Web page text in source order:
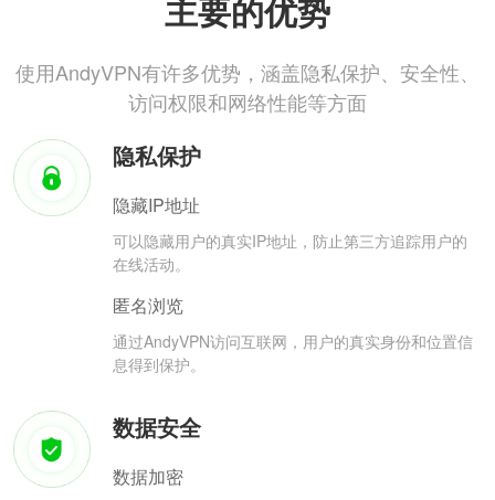
主要的优势
使用AndyVPN有许多优势，涵盖隐私保护、安全性、
访问权限和网络性能等方面
隐私保护
隐藏IP地址
可以隐藏用户的真实IP地址，防止第三方追踪用户的
在线活动。
匿名浏览
通过AndyVPN访问互联网，用户的真实身份和位置信
息得到保护。
数据安全
数据加密